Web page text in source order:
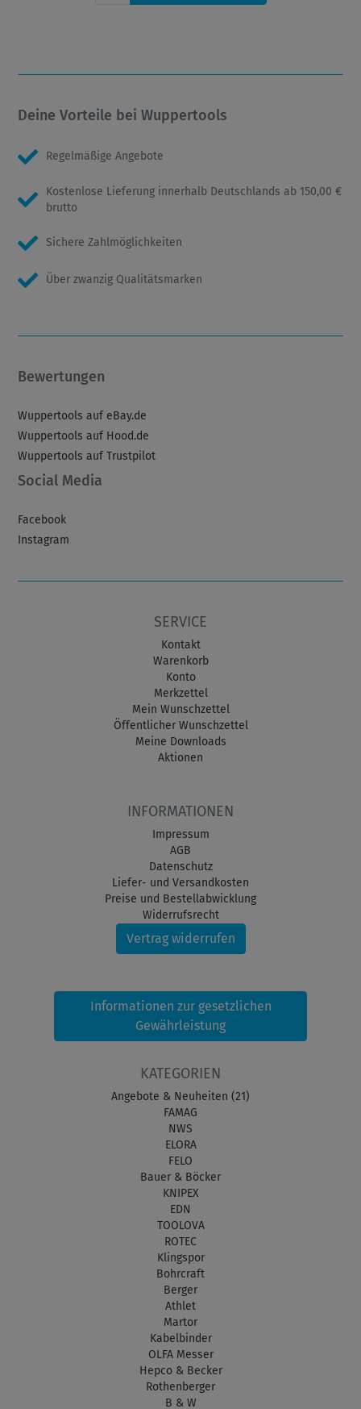
Deine Vorteile bei Wuppertools
Regelmäßige Angebote
Kostenlose Lieferung innerhalb Deutschlands ab 150,00 €
brutto
Sichere Zahlmöglichkeiten
Über zwanzig Qualitätsmarken
Bewertungen
Wuppertools auf eBay.de
Wuppertools auf Hood.de
Wuppertools auf Trustpilot
Social Media
Facebook
Instagram
SERVICE
Kontakt
Warenkorb
Konto
Merkzettel
Mein Wunschzettel
Öffentlicher Wunschzettel
Meine Downloads
Aktionen
INFORMATIONEN
Impressum
AGB
Datenschutz
Liefer- und Versandkosten
Preise und Bestellabwicklung
Widerrufsrecht
Vertrag widerrufen
Informationen zur gesetzlichen
Gewährleistung
KATEGORIEN
Angebote & Neuheiten (21)
FAMAG
NWS
ELORA
FELO
Bauer & Böcker
KNIPEX
EDN
TOOLOVA
ROTEC
Klingspor
Bohrcraft
Berger
Athlet
Martor
Kabelbinder
OLFA Messer
Hepco & Becker
Rothenberger
B & W